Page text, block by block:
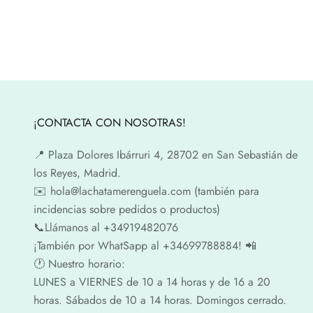
¡CONTACTA CON NOSOTRAS!
📍​ Plaza Dolores Ibárruri 4, 28702 en San Sebastián de
los Reyes, Madrid.
✉️​ hola@lachatamerenguela.com (también para
incidencias sobre pedidos o productos)
📞​​Llámanos al +34919482076
¡También por WhatSapp al +34699788884! 📲
🕐​ Nuestro horario:
LUNES a VIERNES de 10 a 14 horas y de 16 a 20
horas. Sábados de 10 a 14 horas. Domingos cerrado.